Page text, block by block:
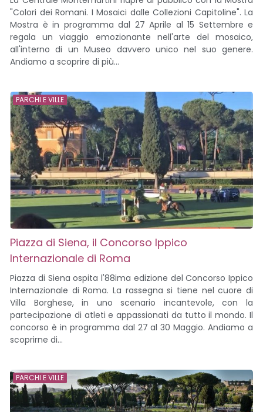
"Colori dei Romani. I Mosaici dalle Collezioni Capitoline". La
Mostra è in programma dal 27 Aprile al 15 Settembre e
regala un viaggio emozionante nell'arte del mosaico,
all'interno di un Museo davvero unico nel suo genere.
Andiamo a scoprire di più...
PARCHI E VILLE
Piazza di Siena, il Concorso Ippico
Internazionale di Roma
Piazza di Siena ospita l'88ima edizione del Concorso Ippico
Internazionale di Roma. La rassegna si tiene nel cuore di
Villa Borghese, in uno scenario incantevole, con la
partecipazione di atleti e appassionati da tutto il mondo. Il
concorso è in programma dal 27 al 30 Maggio. Andiamo a
scoprirne di...
PARCHI E VILLE